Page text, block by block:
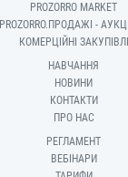
PROZORRO MARKET
PROZORRO.ПРОДАЖІ -
КОМЕРЦІЙНІ ЗАКУПІВЛІ
НАВЧАННЯ
НОВИНИ
КОНТАКТИ
ПРО НАС
РЕГЛАМЕНТ
ВЕБІНАРИ